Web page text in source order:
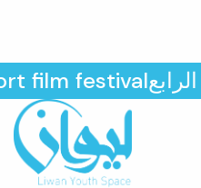
الفوج الرابع